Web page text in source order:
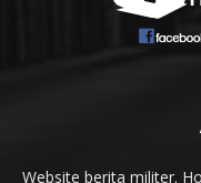
Website berita militer.